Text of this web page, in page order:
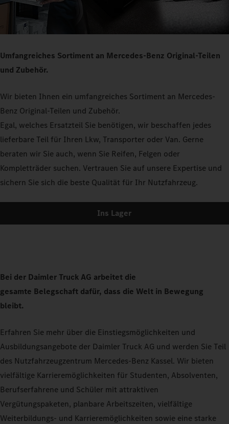
Umfangreiches Sortiment an Mercedes-Benz Original-Teilen
und Zubehör.
Wir bieten Ihnen ein umfangreiches Sortiment an Mercedes-
Benz Original-Teilen und Zubehör.
Egal, welches Ersatzteil Sie benötigen, wir beschaffen jedes
lieferbare Teil für Ihren Lkw, Transporter oder Van. Gerne
beraten wir Sie auch, wenn Sie Reifen, Felgen oder
Kompletträder suchen. Vertrauen Sie auf unsere Expertise und
sichern Sie sich die beste Qualität für Ihr Nutzfahrzeug.
Ins Lager
Bei der Daimler Truck AG arbeitet die
gesamte Belegschaft dafür, dass die Welt in Bewegung
bleibt.
Erfahren Sie mehr über die Einstiegsmöglichkeiten und
Ausbildungsangebote der Daimler Truck AG und werden Sie Teil
des Nutzfahrzeugzentrum Mercedes-Benz Kassel. Wir bieten
vielfältige Karrieremöglichkeiten für Studenten, Absolventen,
Berufserfahrene und Schüler mit attraktiven
Vergütungspaketen, planbare Arbeitszeiten, vielfältige
Weiterbildungs- und Karrieremöglichkeiten sowie eine starke